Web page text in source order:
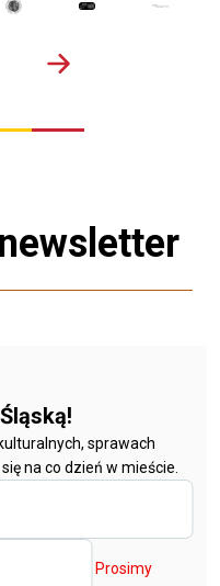
sprawach
na co dzień w mieście.
Prosimy